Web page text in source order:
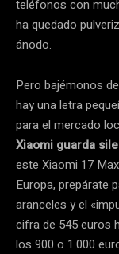
teléfonos con
ha quedado
ánodo.
Pero bajémonos
hay una letra
para el mercado
Xiaomi guarda
este Xiaomi 17
Europa, prepárate
aranceles y el
cifra de 545 euros
los 900 o 1.000